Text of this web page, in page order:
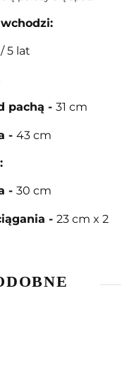
/ 5 lat
pachą - 31 cm
- 43 cm
- 30 cm
- 23 cm x 2